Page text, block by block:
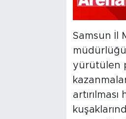
Samsun İl
yürütülen